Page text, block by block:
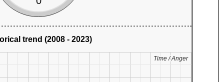
trend (2008 - 2023)
Time / Anger
Time / Anger